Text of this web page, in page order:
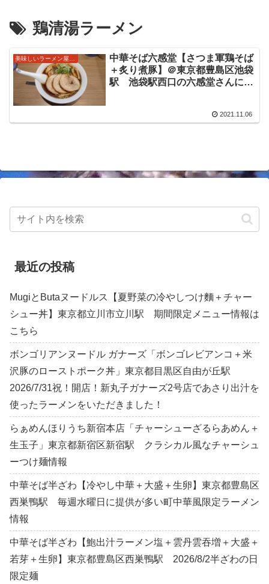
鶏清湯ラーメン
中華そば六感堂【さつま軍鶏そば
＋炙り煮豚】＠東京都豊島区池袋
駅 池袋駅西口の六感堂さんにて
共に感じる鶏の旨味が美味しく染
2021.11.06
最近の投稿
MugiとButaヌードルス【夏野菜の冷やしつけ麵＋チャー
シュー丼】東京都立川市立川駅 期間限定メニュー情報は
こちら
ボンゴリアンヌードル ガナーズ「ボンゴレビアンコ＋米
沢豚のローストポーク丼」東京都目黒区自由が丘駅
2026/7/31祝！開店！新丸子ガナーズ2号店であさり出汁を
使ったラーメンをいただきました！
らぁめんほりうち新宿本店「チャーシューざるらあめん＋
生玉子」東京都新宿区新宿駅 クラシカル風なチャーシュ
ーつけ麺情報
中華そば半ざわ【冷やし中華＋大盛＋生卵】東京都豊島区
西巣鴨駅 毎週水曜日に提供が多い町中華風限定ラーメン
情報
中華そば半ざわ【鮑出汁ラーメン塩＋雲丹雲吞増＋大盛＋
若芽＋生卵】東京都豊島区西巣鴨駅 2026/8/2半ざわの日
限定麺